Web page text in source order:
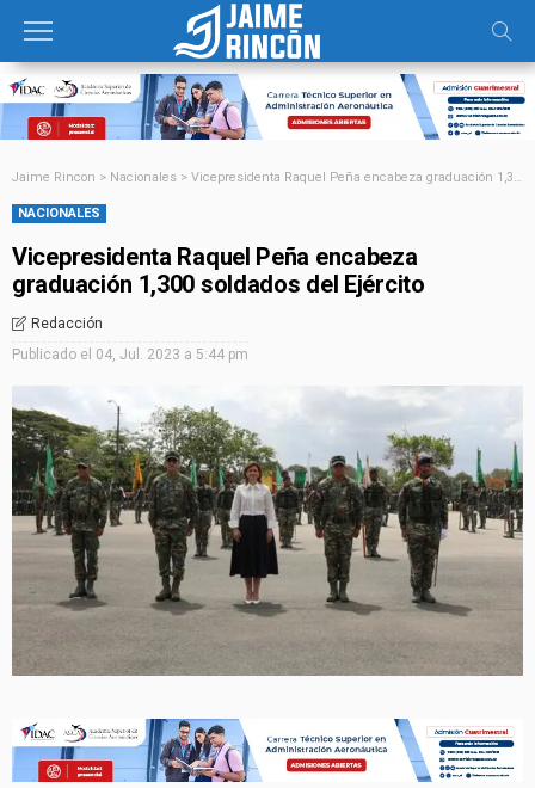
Jaime Rincon > Nacionales > Vicepresidenta Raquel Peña encabeza graduación 1,300 soldados del Ejército
NACIONALES
Vicepresidenta Raquel Peña encabeza
graduación 1,300 soldados del Ejército
Redacción
Publicado el 04, Jul. 2023 a 5:44 pm